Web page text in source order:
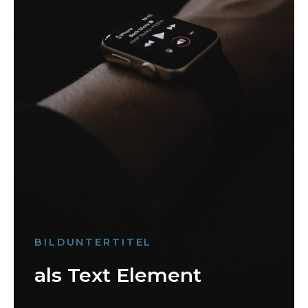
BILDUNTERTITEL
als Text Element